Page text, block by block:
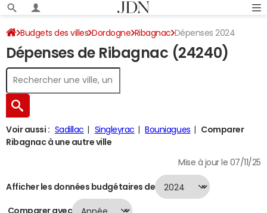
Budgets des villes Dordogne Ribagnac Dépenses 2024
Dépenses de Ribagnac (24240)
Voir aussi : Sadillac Singleyrac Bouniagues
Comparer
Ribagnac à une autre ville
Mise à jour le 07/11/25
Afficher les données budgétaires de
Comparer avec